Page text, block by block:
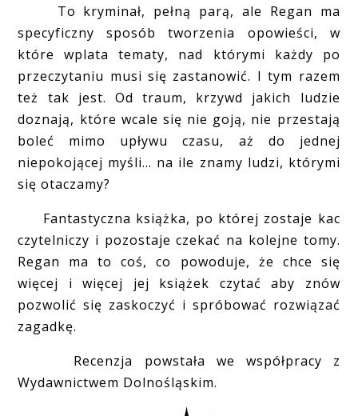
To kryminał, pełną parą, ale Regan ma
specyficzny sposób tworzenia opowieści, w
które wplata tematy, nad którymi każdy po
przeczytaniu musi się zastanowić. I tym razem
też tak jest. Od traum, krzywd jakich ludzie
doznają, które wcale się nie goją, nie przestają
boleć mimo upływu czasu, aż do jednej
niepokojącej myśli... na ile znamy ludzi, którymi
się otaczamy?
Fantastyczna książka, po której zostaje kac
czytelniczy i pozostaje czekać na kolejne tomy.
Regan ma to coś, co powoduje, że chce się
więcej i więcej jej książek czytać aby znów
pozwolić się zaskoczyć i spróbować rozwiązać
zagadkę.
Recenzja powstała we współpracy z
Wydawnictwem Dolnośląskim.